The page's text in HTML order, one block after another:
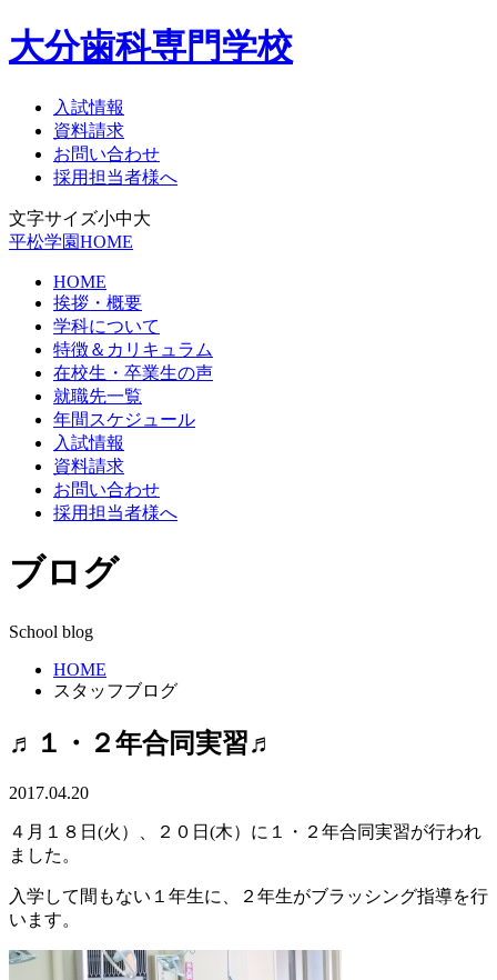
大分歯科専門学校
入試情報
資料請求
お問い合わせ
採用担当者様へ
文字サイズ小中大
平松学園HOME
HOME
挨拶・概要
学科について
特徴＆カリキュラム
在校生・卒業生の声
就職先一覧
年間スケジュール
入試情報
資料請求
お問い合わせ
採用担当者様へ
ブログ
School blog
HOME
スタッフブログ
♬１・２年合同実習♬
2017.04.20
４月１８日(火）、２０日(木）に１・２年合同実習が行われ
ました。
入学して間もない１年生に、２年生がブラッシング指導を行
います。